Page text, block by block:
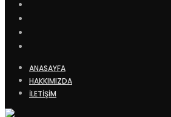
ANASAYFA
HAKKIMIZDA
İLETİŞİM